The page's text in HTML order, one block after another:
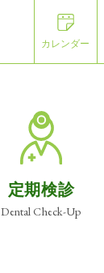
カレンダー
定期検診
Dental Check-Up